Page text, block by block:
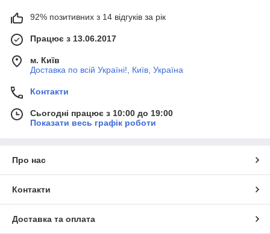
92% позитивних з 14 відгуків за рік
Працює з 13.06.2017
м. Київ
Доставка по всій Україні!, Київ, Україна
Контакти
Сьогодні працює з 10:00 до 19:00
Показати весь графік роботи
Про нас
Контакти
Доставка та оплата